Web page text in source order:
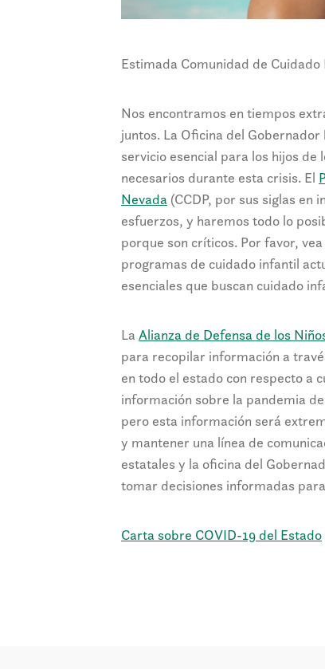
Estimada Comunidad de
Nos encontramos en tiempos
juntos. La Oficina del
servicio esencial para los hijos
necesarios durante esta crisis. El
Nevada (CCDP, por sus siglas en
esfuerzos, y haremos todo lo
porque son críticos. Por favor,
programas de cuidado infantil
esenciales que buscan cuidado
La Alianza de Defensa de los
para recopilar información a
en todo el estado con respecto a
información sobre la pandemia
pero esta información será
y mantener una línea de
estatales y la oficina del
tomar decisiones informadas
Carta sobre COVID-19 del Estado